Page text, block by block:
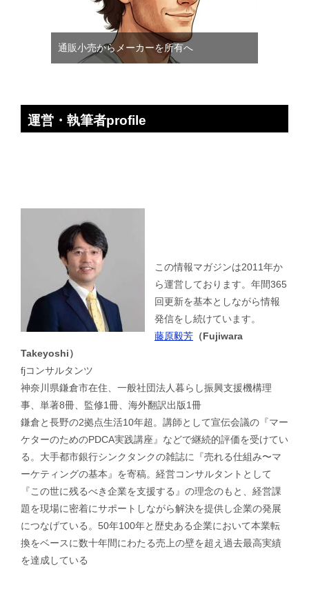
通販小売からメーカーを所有へ
運営・執筆者profile
この情報マガジンは2011年か
ら運営しております。年間365
回更新を基本としながら情報
発信をし続けています。
藤原毅芳 （Fujiwara
Takeyoshi）
fjコンサルタンツ
神奈川県鎌倉市在住、一般社団法人暮らし振興支援機構理
事、単著8冊、監修1冊、海外翻訳出版1冊
鎌倉と長野の2拠点生活10年超。講師として宣伝会議の『マー
ケターのためのPDCA実践講座』などで継続的評価を受けてい
る。大手都市銀行シンクタンクの雑誌に『売れる仕組み〜マ
ーケティングの基本』を寄稿。経営コンサルタントとして
『この世に残るべき企業を支援する』の理念のもと、経営課
題を現場に密着にサポートしながら解決を提供し企業の発展
につなげている。50年100年と歴史ある企業において本業転
換をベースに数十年間にわたる売上の壁を超え過去最高実績
を達成している